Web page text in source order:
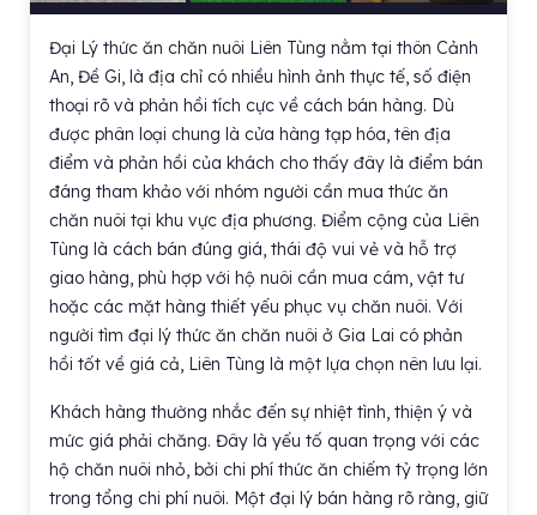
Đại Lý thức ăn chăn nuôi Liên Tùng nằm tại thôn Cảnh
An, Đề Gi, là địa chỉ có nhiều hình ảnh thực tế, số điện
thoại rõ và phản hồi tích cực về cách bán hàng. Dù
được phân loại chung là cửa hàng tạp hóa, tên địa
điểm và phản hồi của khách cho thấy đây là điểm bán
đáng tham khảo với nhóm người cần mua thức ăn
chăn nuôi tại khu vực địa phương. Điểm cộng của Liên
Tùng là cách bán đúng giá, thái độ vui vẻ và hỗ trợ
giao hàng, phù hợp với hộ nuôi cần mua cám, vật tư
hoặc các mặt hàng thiết yếu phục vụ chăn nuôi. Với
người tìm đại lý thức ăn chăn nuôi ở Gia Lai có phản
hồi tốt về giá cả, Liên Tùng là một lựa chọn nên lưu lại.
Khách hàng thường nhắc đến sự nhiệt tình, thiện ý và
mức giá phải chăng. Đây là yếu tố quan trọng với các
hộ chăn nuôi nhỏ, bởi chi phí thức ăn chiếm tỷ trọng lớn
trong tổng chi phí nuôi. Một đại lý bán hàng rõ ràng, giữ